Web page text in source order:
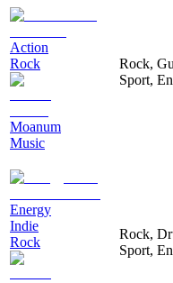
Action
Rock
Moanum
Music
Rock,
Sport,
Energy
Indie
Rock
Rock,
Sport,